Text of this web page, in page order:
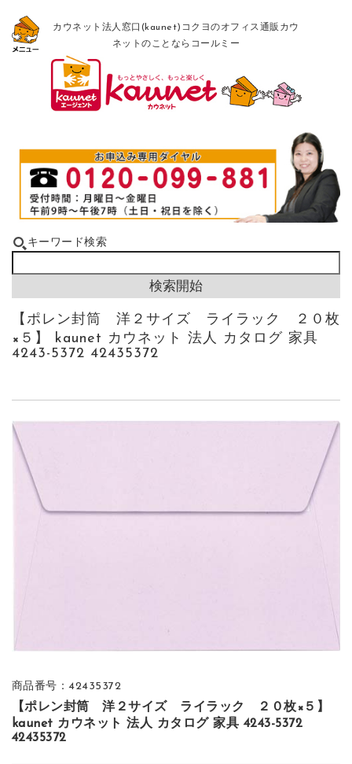
カウネット法人窓口(kaunet)コクヨのオフィス通販カウ
ネットのことならコールミー
キーワード検索
【ポレン封筒 洋２サイズ ライラック ２０枚
×５】 kaunet カウネット 法人 カタログ 家具
4243-5372 42435372
商品番号：42435372
【ポレン封筒 洋２サイズ ライラック ２０枚×５】
kaunet カウネット 法人 カタログ 家具 4243-5372
42435372